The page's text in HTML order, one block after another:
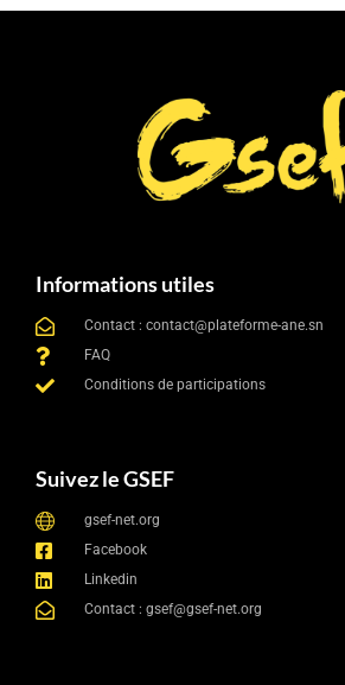
Suivez le GSEF
gsef-net.org
Facebook
Linkedin
Contact : gsef@gsef-net.org
Informations utiles
Contact : contact@plateforme-ane.sn
FAQ
Conditions de participations